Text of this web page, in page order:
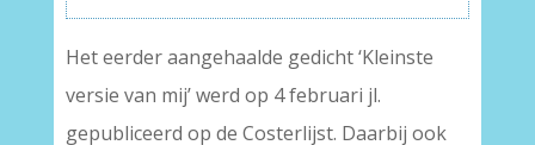
Het eerder aangehaalde gedicht ‘Kleinste
versie van mij’ werd op 4 februari jl.
gepubliceerd op de Costerlijst. Daarbij ook